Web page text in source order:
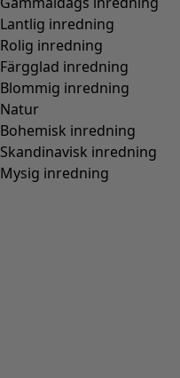
Lantlig inredning
Rolig inredning
Färgglad inredning
Blommig inredning
Natur
Bohemisk inredning
Skandinavisk inredning
Mysig inredning